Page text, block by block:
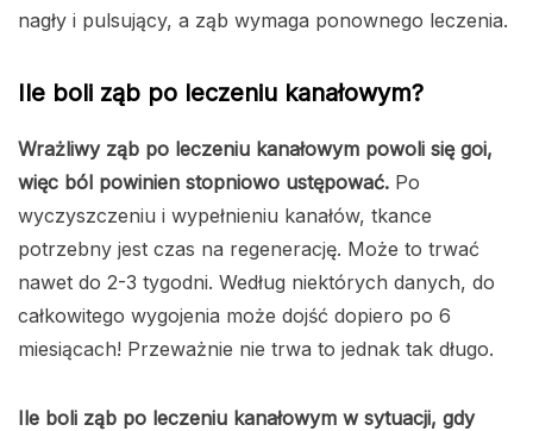
nagły i pulsujący, a ząb wymaga ponownego leczenia.
Ile boli ząb po leczeniu kanałowym?
Wrażliwy ząb po leczeniu kanałowym powoli się goi,
więc ból powinien stopniowo ustępować. Po
wyczyszczeniu i wypełnieniu kanałów, tkance
potrzebny jest czas na regenerację. Może to trwać
nawet do 2-3 tygodni. Według niektórych danych, do
całkowitego wygojenia może dojść dopiero po 6
miesiącach! Przeważnie nie trwa to jednak tak długo.
Ile boli ząb po leczeniu kanałowym w sytuacji, gdy